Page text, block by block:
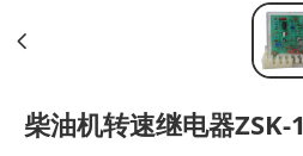
柴油机转速继电器ZSK-1